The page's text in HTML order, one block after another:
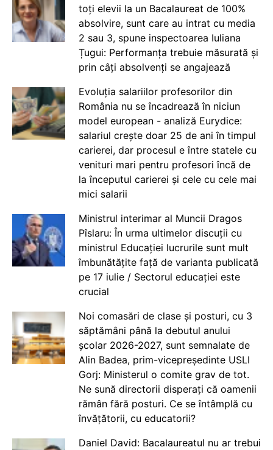
toți elevii la un Bacalaureat de 100%
absolvire, sunt care au intrat cu media
2 sau 3, spune inspectoarea Iuliana
Țugui: Performanța trebuie măsurată și
prin câți absolvenți se angajează
Evoluția salariilor profesorilor din
România nu se încadrează în niciun
model european - analiză Eurydice:
salariul crește doar 25 de ani în timpul
carierei, dar procesul e între statele cu
venituri mari pentru profesori încă de
la începutul carierei și cele cu cele mai
mici salarii
Ministrul interimar al Muncii Dragos
Pîslaru: În urma ultimelor discuții cu
ministrul Educației lucrurile sunt mult
îmbunătățite față de varianta publicată
pe 17 iulie / Sectorul educației este
crucial
Noi comasări de clase și posturi, cu 3
săptămâni până la debutul anului
școlar 2026-2027, sunt semnalate de
Alin Badea, prim-vicepreședinte USLI
Gorj: Ministerul o comite grav de tot.
Ne sună directorii disperați că oamenii
rămân fără posturi. Ce se întâmplă cu
învățătorii, cu educatorii?
Daniel David: Bacalaureatul nu ar trebui